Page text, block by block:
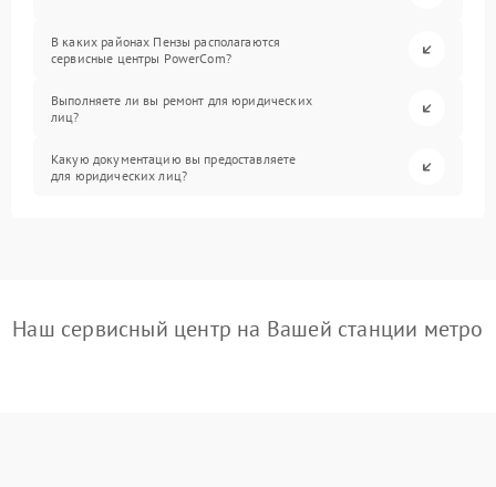
В каких районах Пензы располагаются
сервисные центры PowerCom?
Выполняете ли вы ремонт для юридических
лиц?
Какую документацию вы предоставляете
для юридических лиц?
Наш сервисный центр на Вашей станции метро